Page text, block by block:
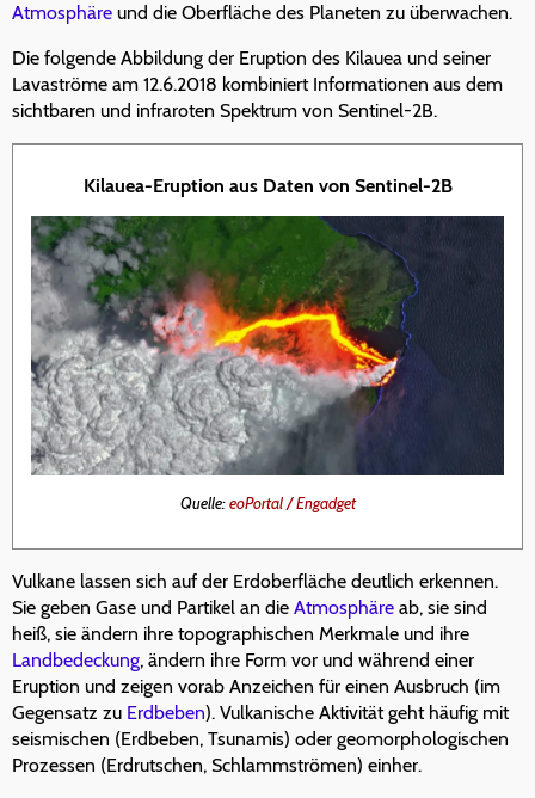
Atmosphäre und die Oberfläche des Planeten zu überwachen.
Die folgende Abbildung der Eruption des Kilauea und seiner
Lavaströme am 12.6.2018 kombiniert Informationen aus dem
sichtbaren und infraroten Spektrum von Sentinel-2B.
Kilauea-Eruption aus Daten von Sentinel-2B
Quelle:eoPortal / Engadget
Vulkane lassen sich auf der Erdoberfläche deutlich erkennen.
Sie geben Gase und Partikel an die Atmosphäre ab, sie sind
heiß, sie ändern ihre topographischen Merkmale und ihre
Landbedeckung, ändern ihre Form vor und während einer
Eruption und zeigen vorab Anzeichen für einen Ausbruch (im
Gegensatz zu Erdbeben). Vulkanische Aktivität geht häufig mit
seismischen (Erdbeben, Tsunamis) oder geomorphologischen
Prozessen (Erdrutschen, Schlammströmen) einher.